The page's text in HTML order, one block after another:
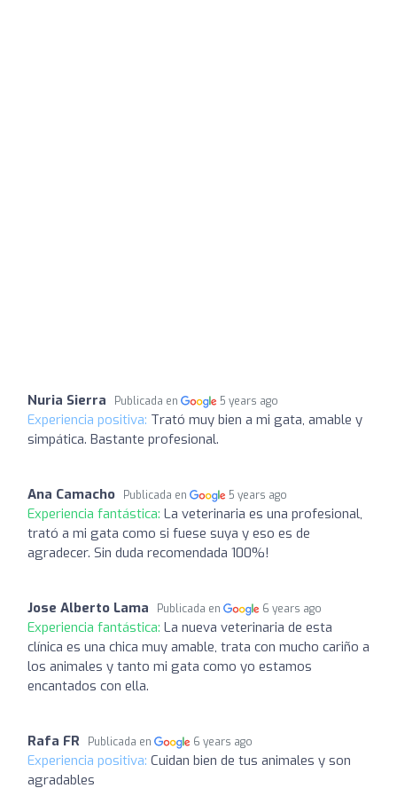
Nuria Sierra Publicada en 5 years ago
Experiencia positiva: Trató muy bien a mi gata, amable y
simpática. Bastante profesional.
Ana Camacho Publicada en 5 years ago
Experiencia fantástica: La veterinaria es una profesional,
trató a mi gata como si fuese suya y eso es de
agradecer. Sin duda recomendada 100%!
Jose Alberto Lama Publicada en 6 years ago
Experiencia fantástica: La nueva veterinaria de esta
clínica es una chica muy amable, trata con mucho cariño a
los animales y tanto mi gata como yo estamos
encantados con ella.
Rafa FR Publicada en 6 years ago
Experiencia positiva: Cuidan bien de tus animales y son
agradables